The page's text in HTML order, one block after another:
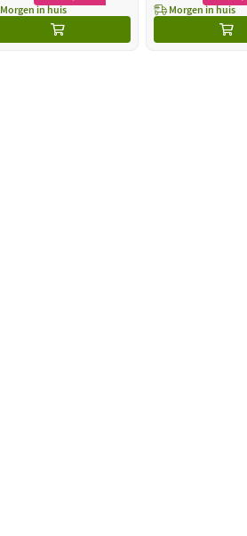
in huis Morgen in huis